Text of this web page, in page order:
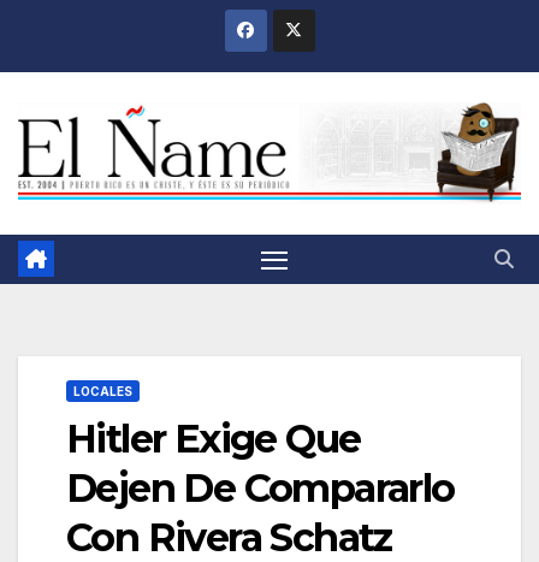
LOCALES
Hitler Exige Que
Dejen De Compararlo
Con Rivera Schatz